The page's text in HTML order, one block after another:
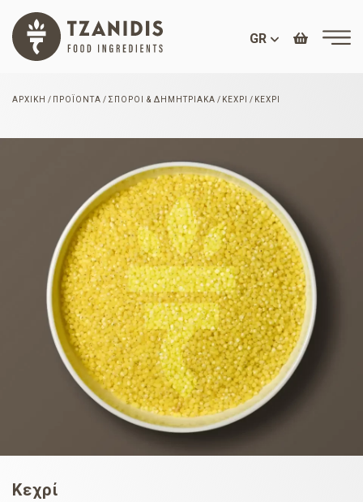
GR
ΑΡΧΙΚΉ ΠΡΟΪΌΝΤΑ ΣΠΌΡΟΙ & ΔΗΜΗΤΡΙΑΚΆ ΚΕΧΡΊ ΚΕΧΡΊ
Κεχρί